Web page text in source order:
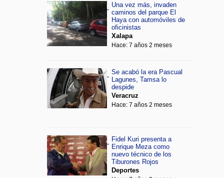
Una vez más, invaden
caminos del parque El
Haya con automóviles de
oficinistas
Xalapa
Hace: 7 años 2 meses
Se acabó la era Pascual
Lagunes, Tamsa lo
despide
Veracruz
Hace: 7 años 2 meses
Fidel Kuri presenta a
Enrique Meza como
nuevo técnico de los
Tiburones Rojos
Deportes